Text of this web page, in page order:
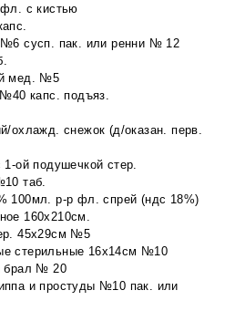
с кистью
сусп. пак. или ренни № 12
мед. №5
капс. подъяз.
охлажд. снежок (д/оказан. перв.
ой подушечкой стер.
таб.
100мл. р-р фл. спрей (ндс 18%)
160х210см.
45х29см №5
стерильные 16х14см №10
брал № 20
и простуды №10 пак. или